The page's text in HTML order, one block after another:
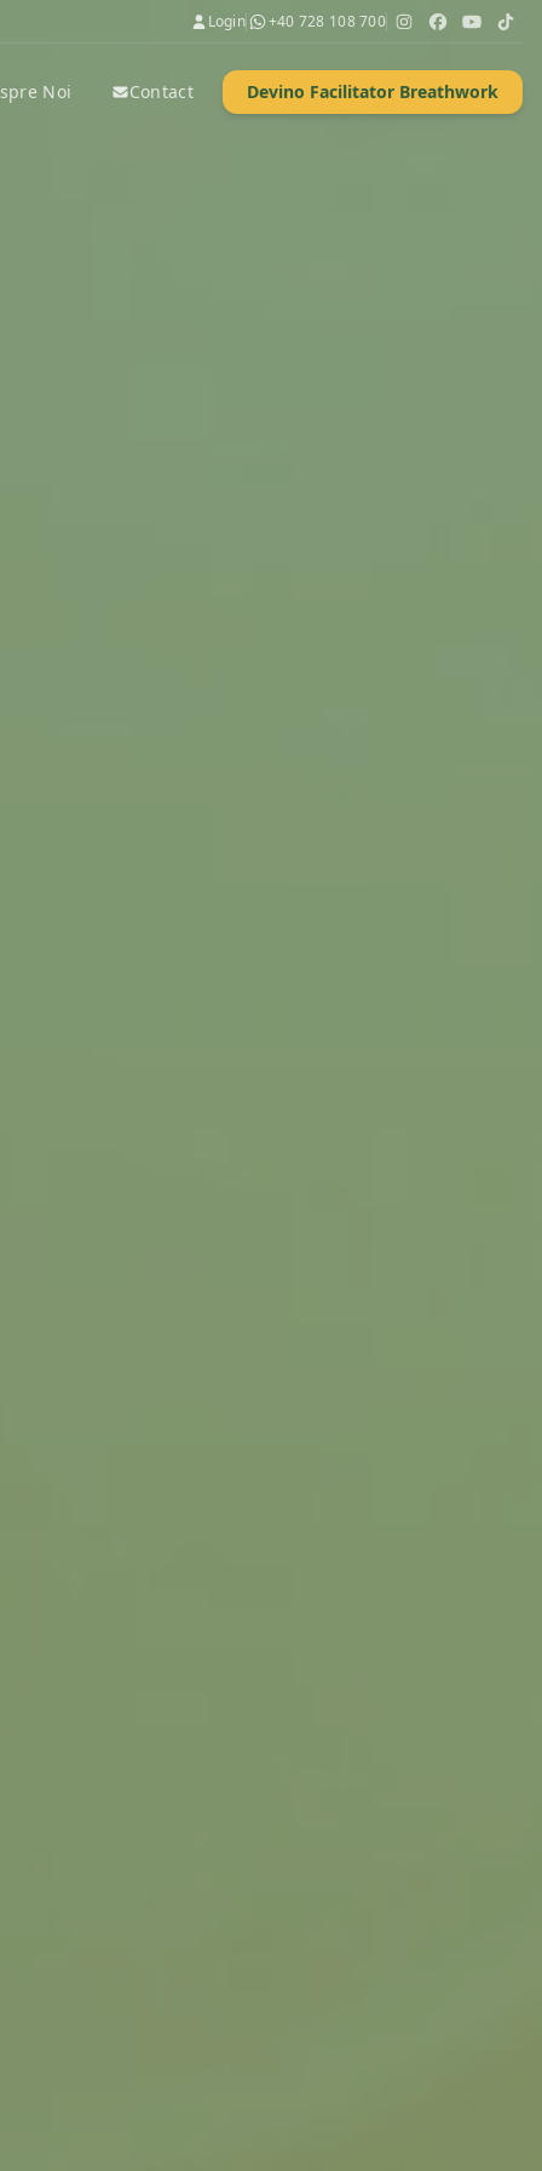
Login +40 728 108 700
Noi Contact Devino Facilitator Breathwork